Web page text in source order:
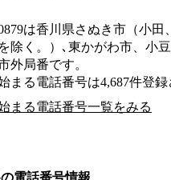
は香川県さぬき市（小田
除く。）､東かがわ市、小
外局番です。
まる電話番号は4,687件登録
まる電話番号一覧をみる